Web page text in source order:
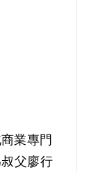
業專門
父廖行